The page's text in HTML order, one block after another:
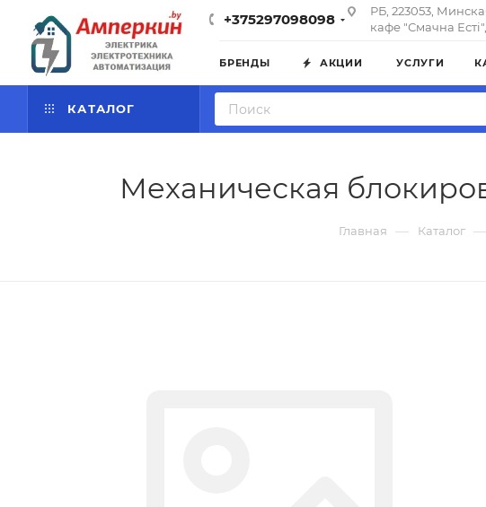
+375297098098
РБ, 223053,
кафе "Смачна Естi",
БРЕНДЫ АКЦИИ УСЛУГИ
КАТАЛОГ
Механическая
Главная — Каталог —